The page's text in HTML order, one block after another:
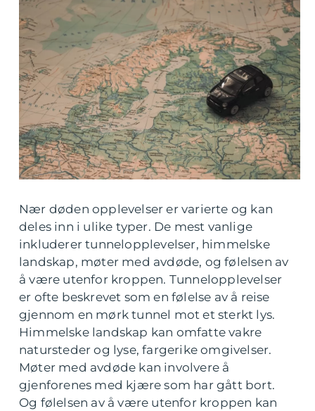
Nær døden opplevelser er varierte og kan
deles inn i ulike typer. De mest vanlige
inkluderer tunnelopplevelser, himmelske
landskap, møter med avdøde, og følelsen av
å være utenfor kroppen. Tunnelopplevelser
er ofte beskrevet som en følelse av å reise
gjennom en mørk tunnel mot et sterkt lys.
Himmelske landskap kan omfatte vakre
natursteder og lyse, fargerike omgivelser.
Møter med avdøde kan involvere å
gjenforenes med kjære som har gått bort.
Og følelsen av å være utenfor kroppen kan